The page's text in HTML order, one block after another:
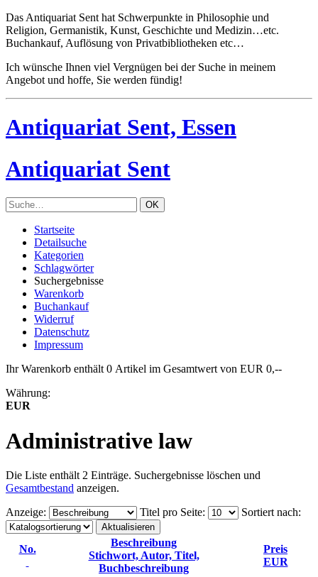
Das Antiquariat Sent hat Schwerpunkte in Philosophie und
Religion, Germanistik, Kunst, Geschichte und Medizin…etc.
Buchankauf, Auflösung von Privatbibliotheken etc…
Ich wünsche Ihnen viel Vergnügen bei der Suche in meinem
Angebot und hoffe, Sie werden fündig!
Antiquariat Sent, Essen
Antiquariat Sent
Startseite
Detailsuche
Kategorien
Schlagwörter
Suchergebnisse
Warenkorb
Buchankauf
Widerruf
Datenschutz
Impressum
Ihr Warenkorb enthält 0 Artikel im Gesamtwert von EUR 0,--
Währung:
EUR
Administrative law
Die Liste enthält 2 Einträge. Suchergebnisse löschen und
Gesamtbestand anzeigen.
Anzeige: Titel pro Seite: Sortiert nach:
No.
Beschreibung
Stichwort, Autor, Titel,
Buchbeschreibung
Preis
EUR